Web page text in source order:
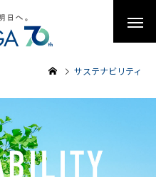
サステナビリティ